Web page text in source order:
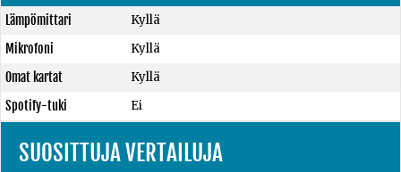
Lämpömittari
Kyllä
Mikrofoni
Kyllä
Omat kartat
Kyllä
Spotify-tuki
Ei
SUOSITTUJA VERTAILUJA